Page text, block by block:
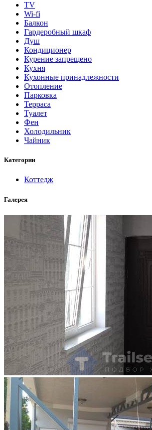
TV
Wi-fi
Балкон
Гардеробный шкаф
Душ
Кондиционер
Курение запрещено
Кухня
Кухонные принадлежности
Отопление
Парковка
Терраса
Туалет
Фен
Холодильник
Чайник
Категории
Коттедж
Галерея